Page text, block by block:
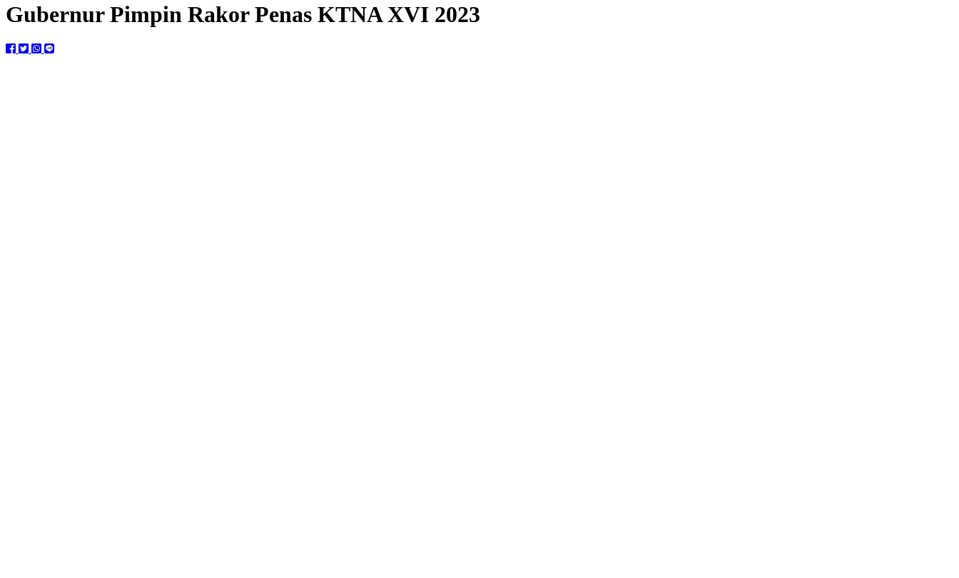
Gubernur Pimpin Rakor Penas KTNA XVI 2023